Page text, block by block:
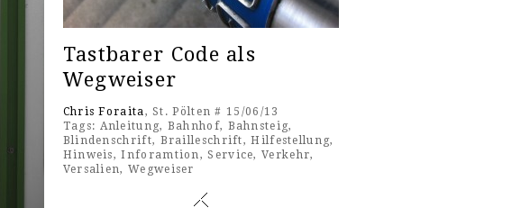
Tastbarer Code als
Wegweiser
Chris Foraita, St. Pölten # 15/06/13
Tags: Anleitung, Bahnhof, Bahnsteig,
Blindenschrift, Brailleschrift,Hilfestellung,
Hinweis,Inforamtion,Service,Verkehr,
Versalien, Wegweiser